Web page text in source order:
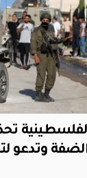
الضفة وتدعو